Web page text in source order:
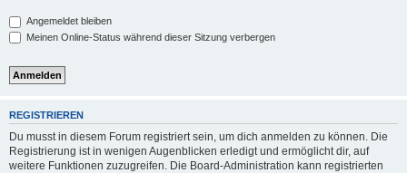
Angemeldet bleiben
Meinen Online-Status während dieser Sitzung verbergen
REGISTRIEREN
Du musst in diesem Forum registriert sein, um dich anmelden zu können. Die
Registrierung ist in wenigen Augenblicken erledigt und ermöglicht dir, auf
weitere Funktionen zuzugreifen. Die Board-Administration kann registrierten